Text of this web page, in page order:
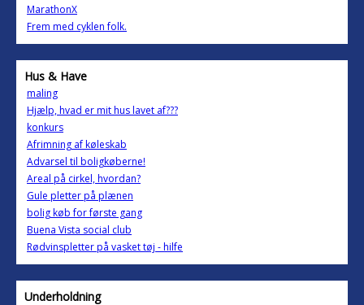
MarathonX
Frem med cyklen folk.
Hus & Have
maling
Hjælp, hvad er mit hus lavet af???
konkurs
Afrimning af køleskab
Advarsel til boligkøberne!
Areal på cirkel, hvordan?
Gule pletter på plænen
bolig køb for første gang
Buena Vista social club
Rødvinspletter på vasket tøj - hilfe
Underholdning